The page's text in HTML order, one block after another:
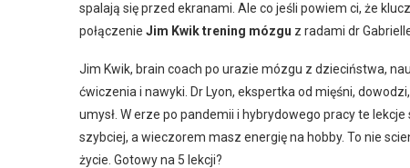
spalają się przed ekranami. Ale co jeśli powiem ci, że
połączenie Jim Kwik trening mózgu z radami dr
Jim Kwik, brain coach po urazie mózgu z dzieciństwa,
ćwiczenia i nawyki. Dr Lyon, ekspertka od mięśni,
umysł. W erze po pandemii i hybrydowego pracy te
szybciej, a wieczorem masz energię na hobby. To nie
życie. Gotowy na 5 lekcji?